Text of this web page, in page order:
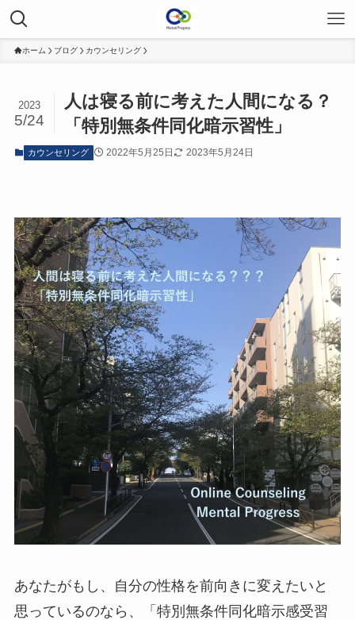
ホーム ブログ カウンセリング
人は寝る前に考えた人間になる？
「特別無条件同化暗示習性」
2023
5/24
カウンセリング 2022年5月25日 2023年5月24日
あなたがもし、自分の性格を前向きに変えたいと
思っているのなら、「特別無条件同化暗示感受習